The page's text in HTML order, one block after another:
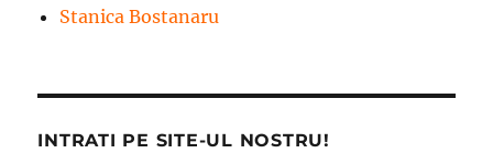
Stanica Bostanaru
INTRATI PE SITE-UL NOSTRU!